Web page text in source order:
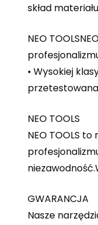
skład
NEO
• Wysokiej
NEO TOOLS
NEO TOOLS
GWARANCJA
Nasze